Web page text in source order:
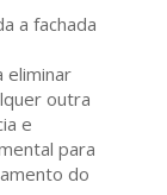
a fachada
eliminar
outra
e
para
do